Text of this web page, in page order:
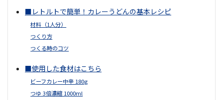
■レトルトで簡単！カレーうどんの基本レシピ
材料（1人分）
つくり方
つくる時のコツ
■使用した食材はこちら
ビーフカレー中辛 180g
つゆ 3倍濃縮 1000ml